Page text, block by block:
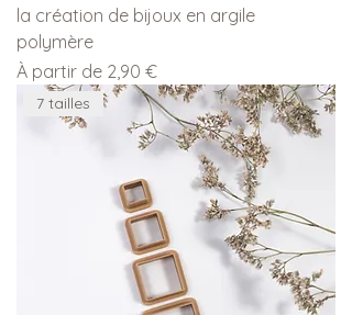
la création de bijoux en argile
polymère
À partir de 2,90 €
Prix promotionnel
7 tailles